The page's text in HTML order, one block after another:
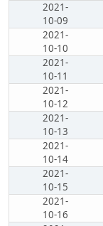
2021-
10-09
2021-
10-10
2021-
10-11
2021-
10-12
2021-
10-13
2021-
10-14
2021-
10-15
2021-
10-16